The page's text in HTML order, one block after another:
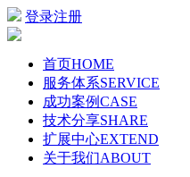
登录注册
首页HOME
服务体系SERVICE
成功案例CASE
技术分享SHARE
扩展中心EXTEND
关于我们ABOUT